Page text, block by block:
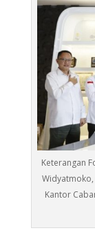
Keterangan
Kantor